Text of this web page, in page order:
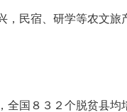
民宿、研学等农文旅
国８３２个脱贫县均